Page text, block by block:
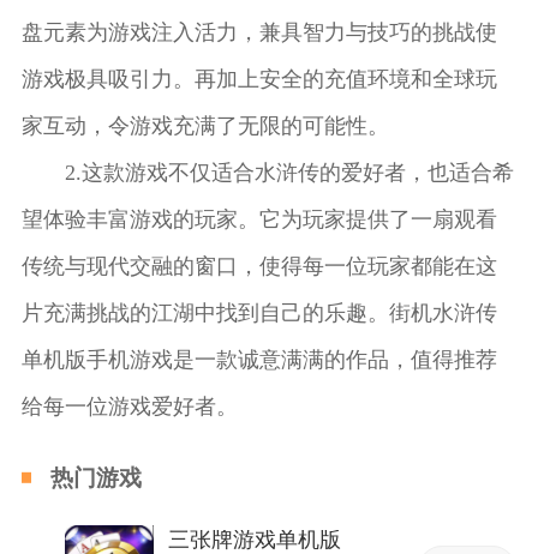
盘元素为游戏注入活力，兼具智力与技巧的挑战使
游戏极具吸引力。再加上安全的充值环境和全球玩
家互动，令游戏充满了无限的可能性。
2.这款游戏不仅适合水浒传的爱好者，也适合希
望体验丰富游戏的玩家。它为玩家提供了一扇观看
传统与现代交融的窗口，使得每一位玩家都能在这
片充满挑战的江湖中找到自己的乐趣。街机水浒传
单机版手机游戏是一款诚意满满的作品，值得推荐
给每一位游戏爱好者。
热门游戏
三张牌游戏单机版